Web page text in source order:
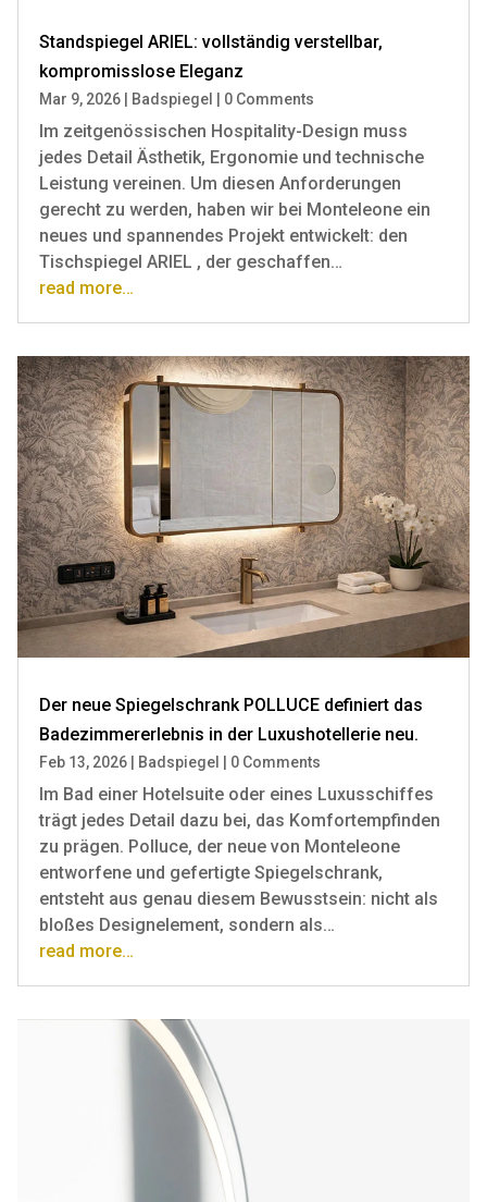
Standspiegel ARIEL: vollständig verstellbar,
kompromisslose Eleganz
Mar 9, 2026 | Badspiegel | 0 Comments
Im zeitgenössischen Hospitality-Design muss
jedes Detail Ästhetik, Ergonomie und technische
Leistung vereinen. Um diesen Anforderungen
gerecht zu werden, haben wir bei Monteleone ein
neues und spannendes Projekt entwickelt: den
Tischspiegel ARIEL , der geschaffen…
read more…
Der neue Spiegelschrank POLLUCE definiert das
Badezimmererlebnis in der Luxushotellerie neu.
Feb 13, 2026 Badspiegel 0 Comments
Im Bad einer Hotelsuite oder eines Luxusschiffes
trägt jedes Detail dazu bei, das Komfortempfinden
zu prägen. Polluce, der neue von Monteleone
entworfene und gefertigte Spiegelschrank,
entsteht aus genau diesem Bewusstsein: nicht als
bloßes Designelement, sondern als…
read more…